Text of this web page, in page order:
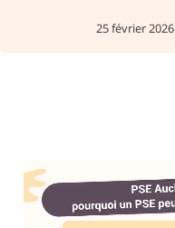
25 février 2026